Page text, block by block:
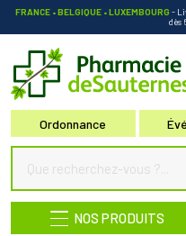
FRANCE • BELGIQUE • LUXEMBOURG -
dès
Ordonnance
NOS PRODUITS